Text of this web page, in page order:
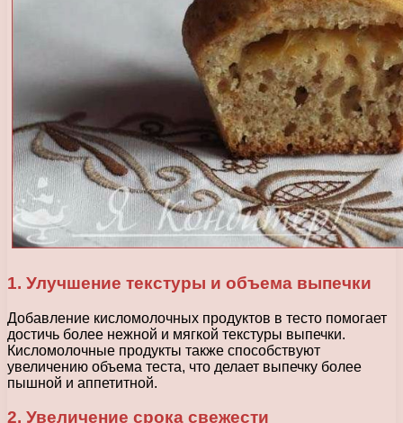
1. Улучшение текстуры и объема выпечки
Добавление кисломолочных продуктов в тесто помогает
достичь более нежной и мягкой текстуры выпечки.
Кисломолочные продукты также способствуют
увеличению объема теста, что делает выпечку более
пышной и аппетитной.
2. Увеличение срока свежести